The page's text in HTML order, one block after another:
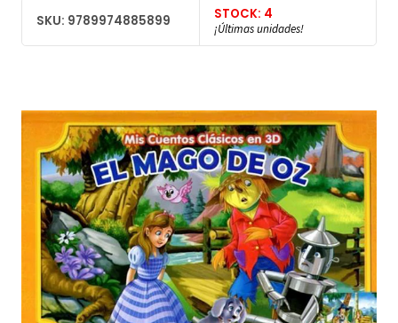
SKU: 9789974885899 STOCK: 4
¡Últimas unidades!